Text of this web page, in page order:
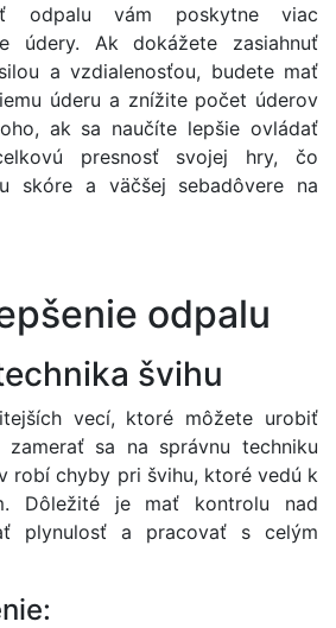
odpalu vám poskytne viac
údery. Ak dokážete zasiahnuť
a vzdialenosťou, budete mať
úderu a znížite počet úderov
ak sa naučíte lepšie ovládať
presnosť svojej hry, čo
skóre a väčšej sebadôvere na
odpalu
švihu
vecí, ktoré môžete urobiť
sa na správnu techniku
robí chyby pri švihu, ktoré vedú k
Dôležité je mať kontrolu nad
plynulosť a pracovať s celým